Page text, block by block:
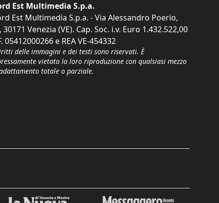
Est Multimedia S.p.a.
Est Multimedia S.p.a. - Via Alessandro Poerio,
30171 Venezia (VE). Cap. Soc. i.v. Euro 1.432.522,00
05412000266 e REA VE-454332
delle immagini e dei testi sono riservati. È
vietata la loro riproduzione con qualsiasi mezzo
totale o parziale.